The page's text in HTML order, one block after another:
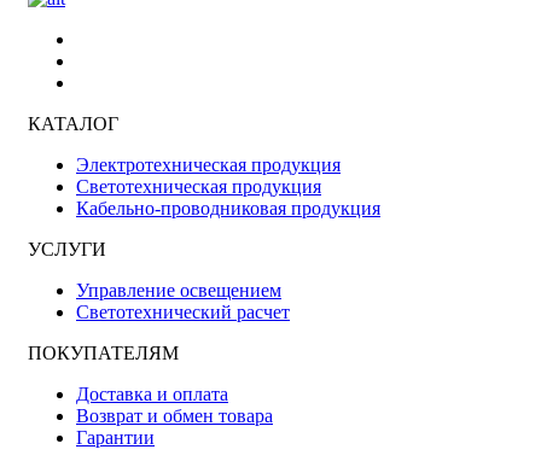
КАТАЛОГ
Электротехническая продукция
Светотехническая продукция
Кабельно-проводниковая продукция
УСЛУГИ
Управление освещением
Светотехнический расчет
ПОКУПАТЕЛЯМ
Доставка и оплата
Возврат и обмен товара
Гарантии